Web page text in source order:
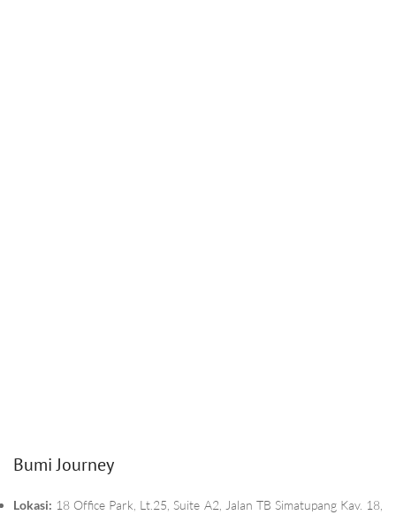
Bumi Journey
Lokasi: 18 Office Park, Lt.25, Suite A2, Jalan TB Simatupang Kav. 18,